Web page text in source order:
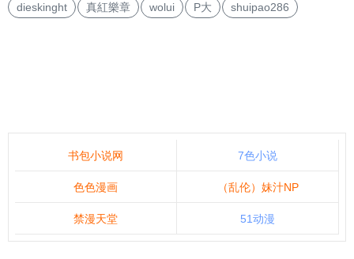
dieskinght 真紅樂章 wolui P大 shuipao286
书包小说网 7色小说
色色漫画 （乱伦）妹汁NP
禁漫天堂 51动漫